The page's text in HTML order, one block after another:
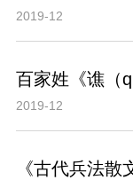
2019-12
百家姓《谯（
2019-12
《古代兵法散